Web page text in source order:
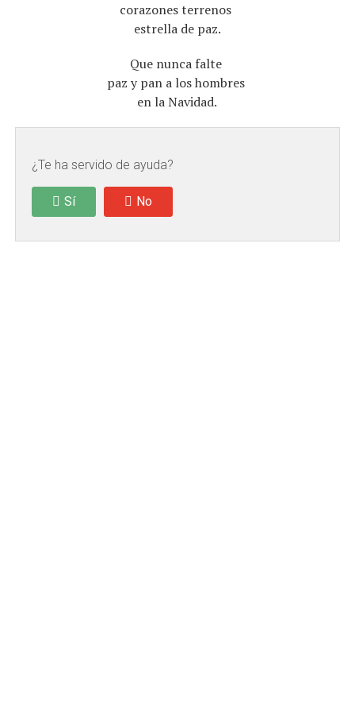
corazones terrenos
estrella de paz.
Que nunca falte
paz y pan a los hombres
en la Navidad.
¿Te ha servido de ayuda?
Sí No